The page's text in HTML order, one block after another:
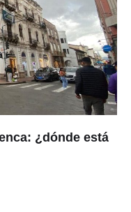
¿dónde está